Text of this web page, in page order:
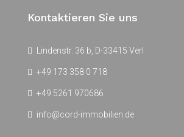
Kontaktieren Sie uns
Lindenstr. 36 b, D-33415 Verl
+49 173 358 0 718
+49 5261 970686
info@cord-immobilien.de